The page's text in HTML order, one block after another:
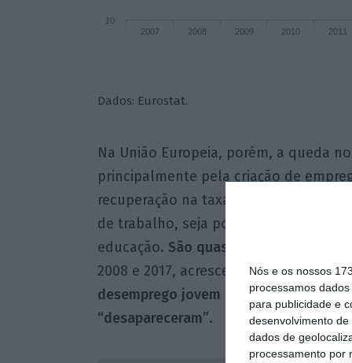
Nós e os nossos
processamos
para publicidade e
desenvolvimento de
dados de
processamento por
2007 2008 2009 2010 2011
10
Dados: Eurostat.
Na União Europeia, porém, a queda
principalmente pela criação de
recuperação na taxa de desemprego
de trabalho, seja por estarem
educação. São quase três milhões de
2008 e 2017, acrescenta o FMI.Só
desemprego jovem reduziu-se em
“desapareceram”.